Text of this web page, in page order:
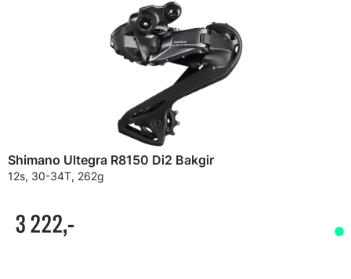
Shimano Ultegra R8150 Di2 Bakgir
12s, 30-34T, 262g
3 222,-